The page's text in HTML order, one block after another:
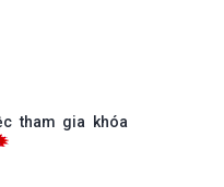
tham gia khóa